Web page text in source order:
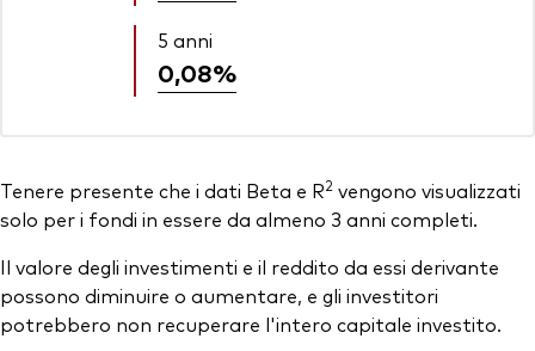
5 anni
0,08%
Tenere presente che i dati Beta e R2 vengono visualizzati
solo per i fondi in essere da almeno 3 anni completi.
Il valore degli investimenti e il reddito da essi derivante
possono diminuire o aumentare, e gli investitori
potrebbero non recuperare l'intero capitale investito.